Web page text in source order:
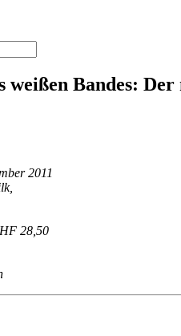
weißen Bandes:
2011
28,50